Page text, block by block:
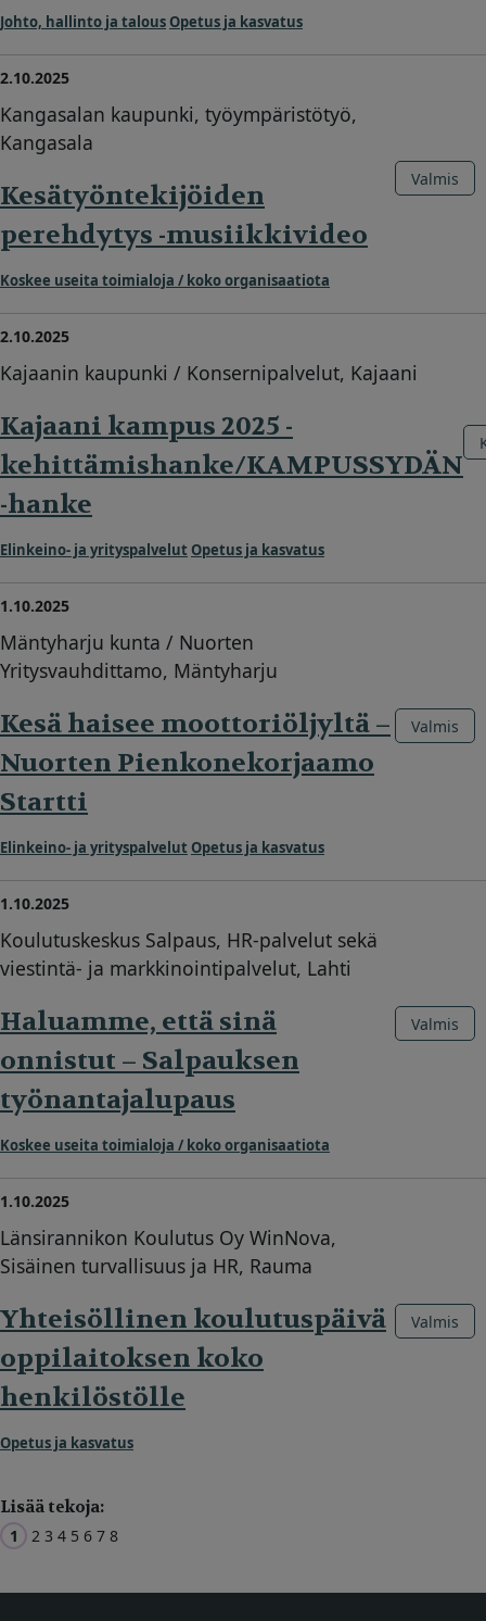
Johto, hallinto ja talous Opetus ja kasvatus
2.10.2025
Kangasalan kaupunki, työympäristötyö,
Kangasala
Kesätyöntekijöiden
perehdytys -musiikkivideo
Koskee useita toimialoja / koko organisaatiota
Valmis
2.10.2025
Kajaanin kaupunki / Konsernipalvelut, Kajaani
Kajaani kampus 2025 -
kehittämishanke/KAMPUSSYDÄN
-hanke
Elinkeino- ja yrityspalvelut Opetus ja kasvatus
1.10.2025
Mäntyharju kunta / Nuorten
Yritysvauhdittamo, Mäntyharju
Kesä haisee moottoriöljyltä –
Nuorten Pienkonekorjaamo
Startti
Elinkeino- ja yrityspalvelut Opetus ja kasvatus
Valmis
1.10.2025
Koulutuskeskus Salpaus, HR-palvelut sekä
viestintä- ja markkinointipalvelut, Lahti
Haluamme, että sinä
onnistut – Salpauksen
työnantajalupaus
Koskee useita toimialoja / koko organisaatiota
Valmis
1.10.2025
Länsirannikon Koulutus Oy WinNova,
Sisäinen turvallisuus ja HR, Rauma
Yhteisöllinen koulutuspäivä
oppilaitoksen koko
henkilöstölle
Opetus ja kasvatus
Valmis
Lisää tekoja:
1 2 3 4 5 6 7 8